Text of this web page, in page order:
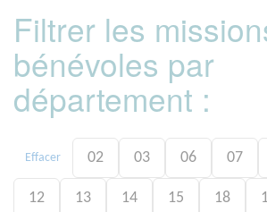
Filtrer les
bénévoles par
département :
Effacer 02 03 06 07
12 13 14 15 18